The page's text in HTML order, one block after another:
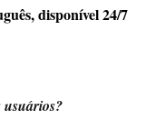
disponível 24/7
usuários?